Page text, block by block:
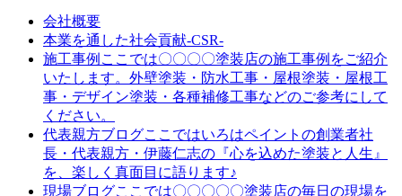
会社概要
本業を通した社会貢献-CSR-
施工事例 ここでは〇〇〇〇塗装店の施工事例をご紹介
いたします。外壁塗装・防水工事・屋根塗装・屋根工
事・デザイン塗装・各種補修工事などのご参考にして
ください。
代表親方ブログここではいろはペイントの創業者社
長・代表親方・伊藤仁志の『心を込めた塗装と人生』
を、楽しく真面目に語ります♪
現場ブログここでは〇〇〇〇〇塗装店の毎日の現場を